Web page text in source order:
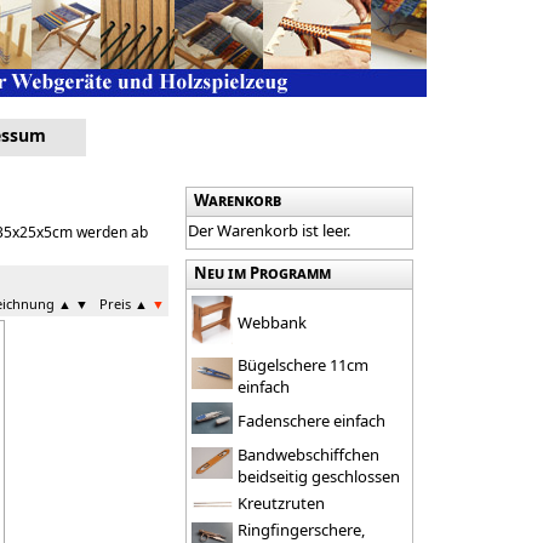
werden ab
▲ ▼ Preis ▲ ▼
Warenkorb
Der Warenkorb ist leer.
Neu im Programm
Webbank
Bügelschere 11cm
einfach
Fadenschere einfach
Bandwebschiffchen
beidseitig geschlossen
Kreutzruten
Ringfingerschere,